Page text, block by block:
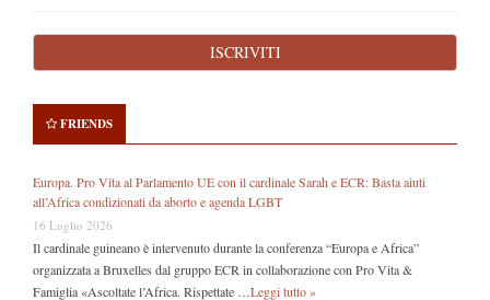
FRIENDS
Europa. Pro Vita al Parlamento UE con il cardinale Sarah e ECR: Basta aiuti
all’Africa condizionati da aborto e agenda LGBT
16 Luglio 2026
Il cardinale guineano è intervenuto durante la conferenza “Europa e Africa”
organizzata a Bruxelles dal gruppo ECR in collaborazione con Pro Vita &
Famiglia «Ascoltate l’Africa. Rispettate … Leggi tutto »